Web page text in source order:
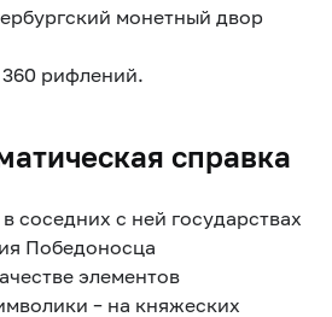
монетный двор
рифлений.
справка
соседних с ней государствах
Победоносца
элементов
– на княжеских